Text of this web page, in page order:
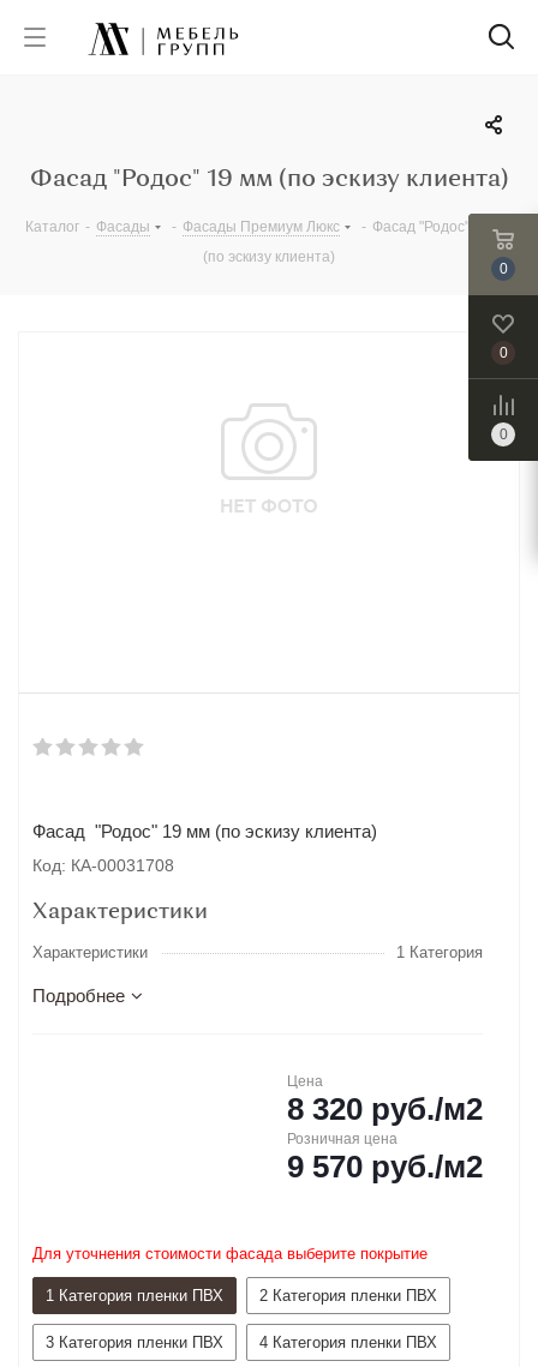
Фасад "Родос" 19 мм (по эскизу клиента)
Каталог - Фасады - Фасады Премиум Люкс - Фасад "Родос" 19 мм
(по эскизу клиента)
Фасад "Родос" 19 мм (по эскизу клиента)
Код: КА-00031708
Характеристики
Характеристики 1 Категория
Подробнее
Цена
8 320 руб./м2
Розничная цена
9 570 руб./м2
Для уточнения стоимости фасада выберите покрытие
1 Категория пленки ПВХ 2 Категория пленки ПВХ
3 Категория пленки ПВХ 4 Категория пленки ПВХ
0
0
0